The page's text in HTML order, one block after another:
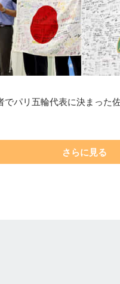
でパリ五輪代表に決まっ
さらに見る